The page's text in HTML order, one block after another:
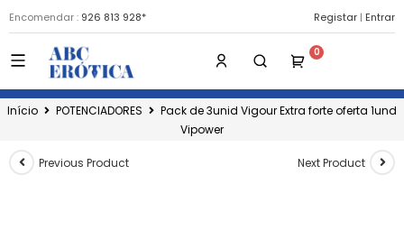
Encomendar : 926 813 928* Registar | Entrar
Início POTENCIADORES
Pack de 3unid Vigour Extra forte oferta 1und
Vipower
Previous Product Next Product